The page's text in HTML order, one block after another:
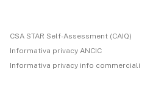
CSA STAR Self-Assessment (CAIQ)
Informativa privacy ANCIC
Informativa privacy info commerciali